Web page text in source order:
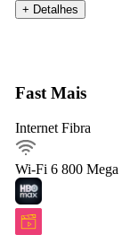
+ Detalhes
Fast Mais
Internet Fibra
Wi-Fi 6 800 Mega